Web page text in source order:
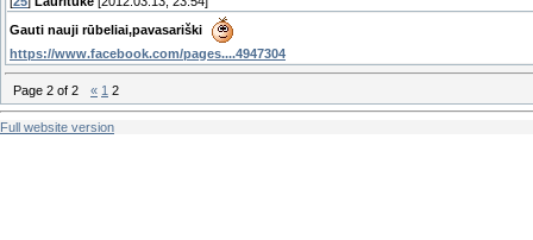
Gauti nauji rūbeliai,pavasariški
https://www.facebook.com/pages....4947304
Page 2 of 2 « 1 2
Full website version